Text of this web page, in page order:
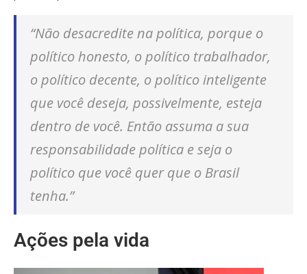
“Não desacredite na política, porque o
político honesto, o político trabalhador,
o político decente, o político inteligente
que você deseja, possivelmente, esteja
dentro de você. Então assuma a sua
responsabilidade política e seja o
político que você quer que o Brasil
tenha.”
Ações pela vida